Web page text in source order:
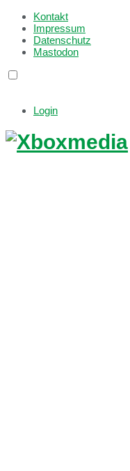
Kontakt
Impressum
Datenschutz
Mastodon
Login